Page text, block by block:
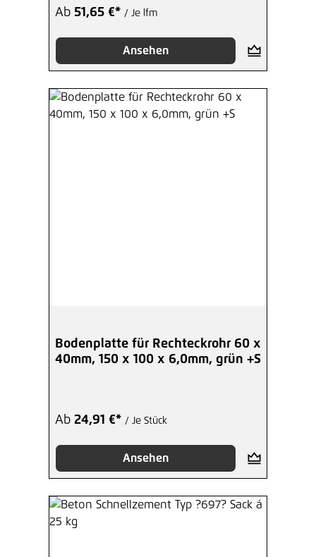
Ab 51,65 €* / Je lfm
Ansehen
Bodenplatte für Rechteckrohr 60 x
40mm, 150 x 100 x 6,0mm, grün +S
Ab 24,91 €* / Je Stück
Ansehen